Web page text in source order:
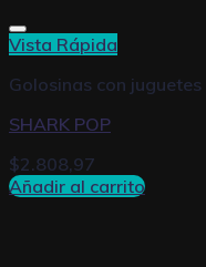
Vista Rápida
Golosinas con juguetes
SHARK POP
$2.808,97
Añadir al carrito